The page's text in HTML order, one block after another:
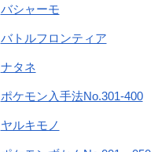
バシャーモ
バトルフロンティア
ナタネ
ポケモン入手法No.301-400
ヤルキモノ